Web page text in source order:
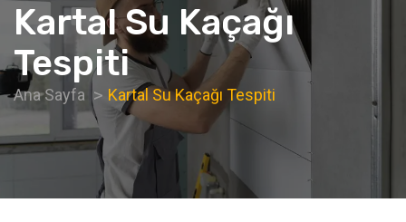
Kartal Su Kaçağı
Tespiti
Ana Sayfa Kartal Su Kaçağı Tespiti